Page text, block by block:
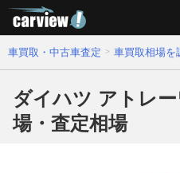
車買取・中古車査定 車買取相場を
ダイハツ アトレ
場・査定相場